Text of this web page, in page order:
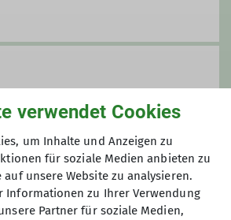
verwendet Cookies
um Inhalte und Anzeigen zu
für soziale Medien anbieten zu
unsere Website zu analysieren.
Informationen zu Ihrer Verwendung
Partner für soziale Medien,